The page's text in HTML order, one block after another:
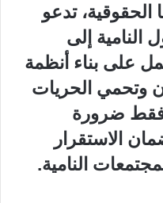
الحقوقية، تدعو
النامية إلى
على بناء أنظمة
وتحمي الحريات
فقط ضرورة
الاستقرار
النامية.